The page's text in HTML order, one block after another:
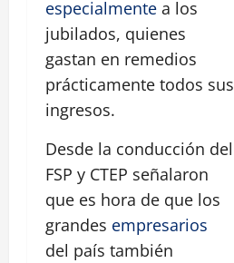
especialmente a los
jubilados, quienes
gastan en remedios
prácticamente todos sus
ingresos.
Desde la conducción del
FSP y CTEP señalaron
que es hora de que los
grandes empresarios
del país también